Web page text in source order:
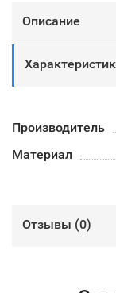
Описание
Производитель
Материал
Отзывы (0)